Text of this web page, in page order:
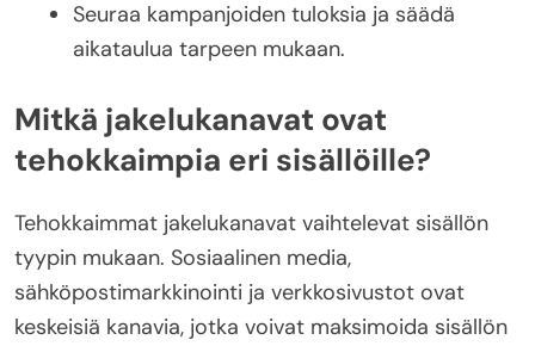
Seuraa kampanjoiden tuloksia ja säädä
aikataulua tarpeen mukaan.
Mitkä jakelukanavat ovat
tehokkaimpia eri sisällöille?
Tehokkaimmat jakelukanavat vaihtelevat sisällön
tyypin mukaan. Sosiaalinen media,
sähköpostimarkkinointi ja verkkosivustot ovat
keskeisiä kanavia, jotka voivat maksimoida sisällön